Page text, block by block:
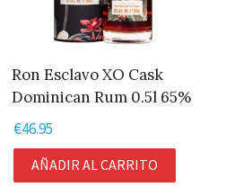
Ron Esclavo XO Cask
Dominican Rum 0.5l 65%
€46.95
AÑADIR AL CARRITO